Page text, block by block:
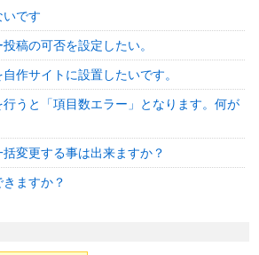
いです
稿の可否を設定したい。
作サイトに設置したいです。
うと「項目数エラー」となります。何が
変更する事は出来ますか？
ますか？